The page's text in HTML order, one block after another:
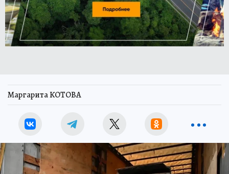
Маргарита КОТОВА